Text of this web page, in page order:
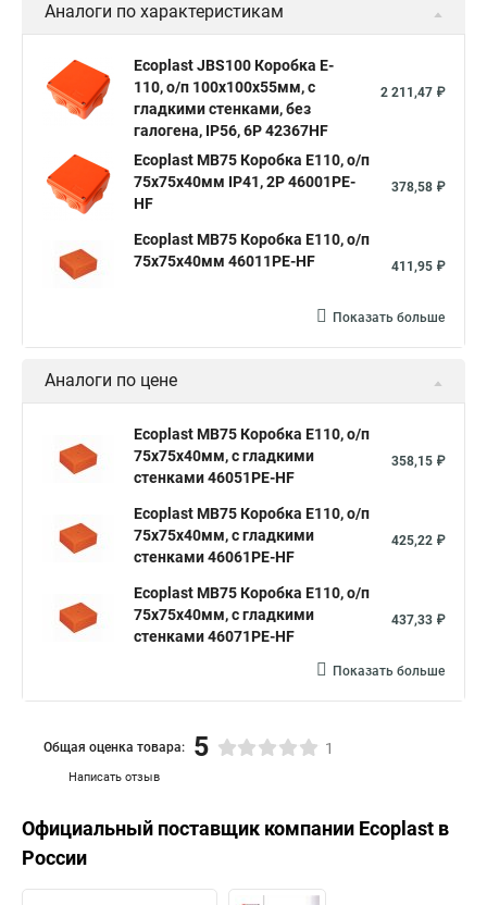
Аналоги по характеристикам
Ecoplast JBS100 Коробка E-
110, о/п 100х100х55мм, с
гладкими стенками, без
галогена, IP56, 6P 42367HF
2 211,47 ₽
Ecoplast MB75 Коробка E110, о/п
75х75х40мм IP41, 2P 46001PE-
HF
378,58 ₽
Ecoplast MB75 Коробка E110, о/п
75х75х40мм 46011PE-HF
411,95 ₽
Показать больше
Аналоги по цене
Ecoplast MB75 Коробка E110, о/п
75х75х40мм, с гладкими
стенками 46051PE-HF
358,15 ₽
Ecoplast MB75 Коробка E110, о/п
75х75х40мм, с гладкими
стенками 46061PE-HF
425,22 ₽
Ecoplast MB75 Коробка E110, о/п
75х75х40мм, с гладкими
стенками 46071PE-HF
437,33 ₽
Показать больше
Написать отзыв
Общая оценка товара: 5 1
Официальный поставщик компании Ecoplast в
России